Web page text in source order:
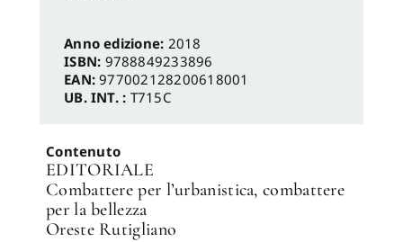
Anno edizione: 2018
ISBN: 9788849233896
EAN:977002128200618001
UB. INT. : T715C
Contenuto
EDITORIALE
Combattere per l’urbanistica, combattere
per la bellezza
Oreste Rutigliano